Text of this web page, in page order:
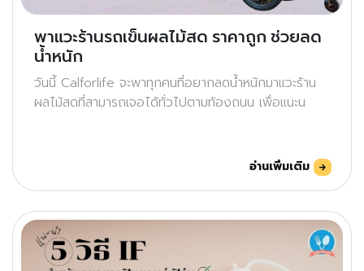
พาแวะร้านรถเข็นผลไม้สด ราคาถูก ช่วยลด
น้ำหนัก
วันนี้ Calforlife จะพาทุกคนที่อยากลดน้ำหนักมาแวะร้าน
ผลไม้สดที่สามารถเจอได้ทั่วไปตามท้องถนน เพื่อแนะน
อ่านเพิ่มเติม